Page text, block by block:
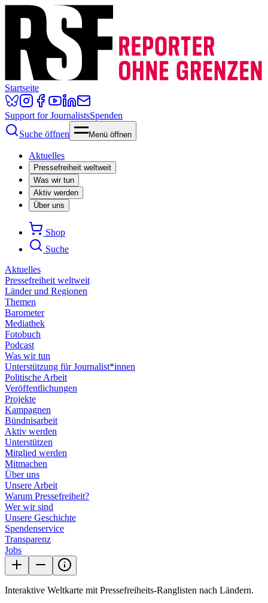
Startseite
Support for JournalistsSpenden
Suche öffnen
Menü öffnen
Aktuelles
Pressefreiheit weltweit
Was wir tun
Aktiv werden
Über uns
Shop
Suche
Aktuelles
Pressefreiheit weltweit
Länder und Regionen
Themen
Barometer
Mediathek
Fotobuch
Podcast
Was wir tun
Unterstützung für Journalist*innen
Politische Arbeit
Veröffentlichungen
Projekte
Kampagnen
Bündnisarbeit
Aktiv werden
Unterstützen
Mitglied werden
Mitmachen
Über uns
Unsere Arbeit
Warum Pressefreiheit?
Wer wir sind
Unsere Geschichte
Spendenservice
Transparenz
Jobs
Interaktive Weltkarte mit Pressefreiheits-Ranglisten nach Ländern.